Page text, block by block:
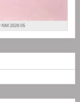
2026 05